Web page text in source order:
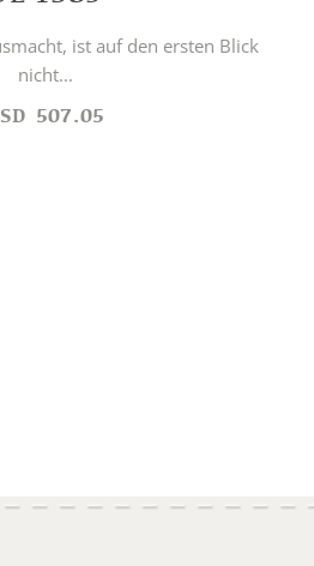
ist auf den ersten Blick
nicht...
507.05